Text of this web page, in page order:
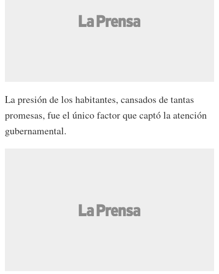
La presión de los habitantes, cansados de tantas
promesas, fue el único factor que captó la atención
gubernamental.